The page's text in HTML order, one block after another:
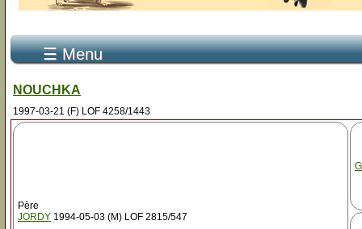
☰ Menu
NOUCHKA
1997-03-21 (F) LOF 4258/1443
Père
JORDY 1994-05-03 (M) LOF 2815/547